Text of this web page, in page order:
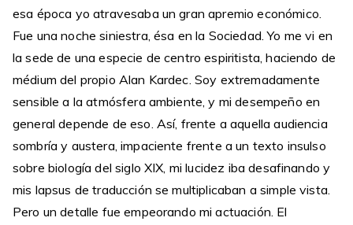
esa época yo atravesaba un gran apremio económico.
Fue una noche siniestra, ésa en la Sociedad. Yo me vi en
la sede de una especie de centro espiritista, haciendo de
médium del propio Alan Kardec. Soy extremadamente
sensible a la atmósfera ambiente, y mi desempeño en
general depende de eso. Así, frente a aquella audiencia
sombría y austera, impaciente frente a un texto insulso
sobre biología del siglo XIX, mi lucidez iba desafinando y
mis lapsus de traducción se multiplicaban a simple vista.
Pero un detalle fue empeorando mi actuación. El